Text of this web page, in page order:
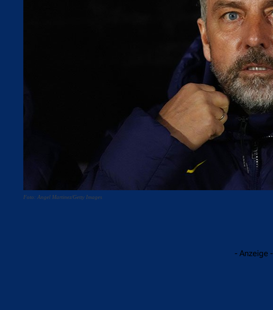
Foto: Angel Martinez/Getty Images
- Anzeige -